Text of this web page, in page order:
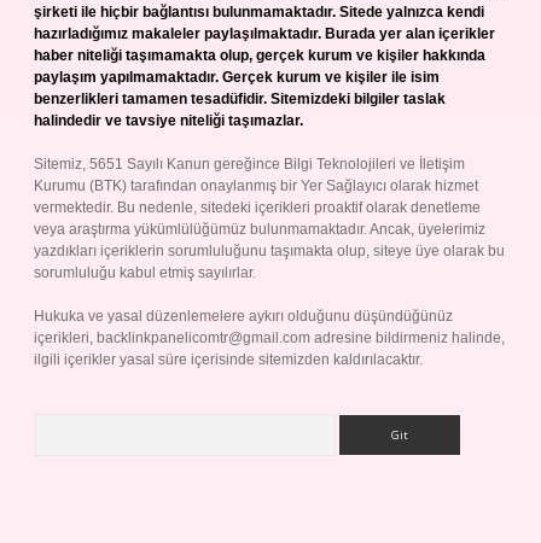
şirketi ile hiçbir bağlantısı bulunmamaktadır. Sitede yalnızca kendi
hazırladığımız makaleler paylaşılmaktadır. Burada yer alan içerikler
haber niteliği taşımamakta olup, gerçek kurum ve kişiler hakkında
paylaşım yapılmamaktadır. Gerçek kurum ve kişiler ile isim
benzerlikleri tamamen tesadüfidir. Sitemizdeki bilgiler taslak
halindedir ve tavsiye niteliği taşımazlar.
Sitemiz, 5651 Sayılı Kanun gereğince Bilgi Teknolojileri ve İletişim
Kurumu (BTK) tarafından onaylanmış bir Yer Sağlayıcı olarak hizmet
vermektedir. Bu nedenle, sitedeki içerikleri proaktif olarak denetleme
veya araştırma yükümlülüğümüz bulunmamaktadır. Ancak, üyelerimiz
yazdıkları içeriklerin sorumluluğunu taşımakta olup, siteye üye olarak bu
sorumluluğu kabul etmiş sayılırlar.
Hukuka ve yasal düzenlemelere aykırı olduğunu düşündüğünüz
içerikleri, backlinkpanelicomtr@gmail.com adresine bildirmeniz halinde,
ilgili içerikler yasal süre içerisinde sitemizden kaldırılacaktır.